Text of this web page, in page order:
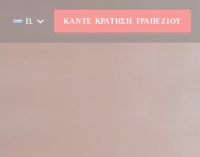
EL ΚΆΝΤΕ ΚΡΆΤΗΣΗ ΤΡΑΠΕΖΙΟΎ